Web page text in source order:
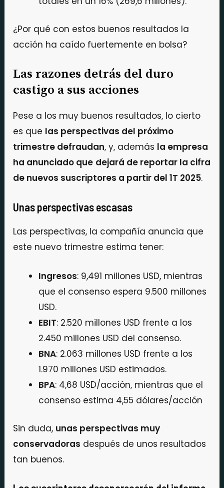
¿Por qué con estos buenos resultados la
acción ha caído fuertemente en bolsa?
Las razones detrás del duro
castigo a sus acciones
Pese a los muy buenos resultados, lo cierto
es que las perspectivas del próximo
trimestre defraudan, y, además la empresa
ha anunciado que dejará de reportar la cifra
de nuevos suscriptores a partir del 1T 2025.
Unas perspectivas escasas
Las perspectivas, la compañía anuncia que
este nuevo trimestre estima tener:
Ingresos: 9,491 millones USD, mientras
que el consenso espera 9.500 millones
USD.
EBIT: 2.520 millones USD frente a los
2.450 millones USD del consenso.
BNA: 2.063 millones USD frente a los
1.970 millones USD estimados.
BPA: 4,68 USD/acción, mientras que el
consenso estima 4,55 dólares/acción
Sin duda, unas perspectivas muy
conservadoras después de unos resultados
tan buenos.